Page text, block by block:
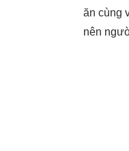
ăn cùng
nên